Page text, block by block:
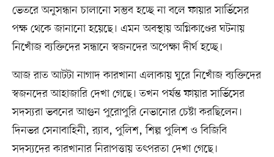
ভেতরে অনুসন্ধান চালানো সম্ভব হচ্ছে না বলে ফায়ার সার্ভিসের
পক্ষ থেকে জানানো হয়েছে। এমন অবস্থায় অগ্নিকাণ্ডের ঘটনায়
নিখোঁজ ব্যক্তিদের সন্ধানে স্বজনদের অপেক্ষা দীর্ঘ হচ্ছে।
আজ রাত আটটা নাগাদ কারখানা এলাকায় ঘুরে নিখোঁজ ব্যক্তিদের
স্বজনদের আহাজারি দেখা গেছে। তখন পর্যন্ত ফায়ার সার্ভিসের
সদস্যরা ভবনের আগুন পুরোপুরি নেভানোর চেষ্টা করছিলেন।
দিনভর সেনাবাহিনী, র‌্যাব, পুলিশ, শিল্প পুলিশ ও বিজিবি
সদস্যদের কারখানার নিরাপত্তায় তৎপরতা দেখা গেছে।